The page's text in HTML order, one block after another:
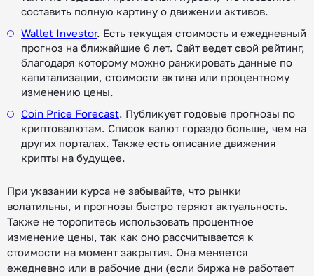
составить полную картину о движении активов.
Wallet Investor. Есть текущая стоимость и ежедневный
прогноз на ближайшие 6 лет. Сайт ведет свой рейтинг,
благодаря которому можно ранжировать данные по
капитализации, стоимости актива или процентному
изменению цены.
Coin Price Forecast. Публикует годовые прогнозы по
криптовалютам. Список валют гораздо больше, чем на
других порталах. Также есть описание движения
крипты на будущее.
При указании курса не забывайте, что рынки
волатильны, и прогнозы быстро теряют актуальность.
Также не торопитесь использовать процентное
изменение цены, так как оно рассчитывается к
стоимости на момент закрытия. Она меняется
ежедневно или в рабочие дни (если биржа не работает